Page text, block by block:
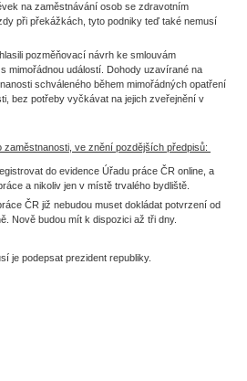
na zaměstnávání osob se zdravotním
při překážkách, tyto podniky teď také nemusí
pozměňovací návrh ke smlouvám
mimořádnou událostí. Dohody uzavírané na
schváleného během mimořádných opatření
bez potřeby vyčkávat na jejich zveřejnění v
zaměstnanosti, ve znění pozdějších předpisů:
do evidence Úřadu práce ČR online, a
a nikoliv jen v místě trvalého bydliště.
ČR již nebudou muset dokládat potvrzení od
Nově budou mít k dispozici až tři dny.
je podepsat prezident republiky.